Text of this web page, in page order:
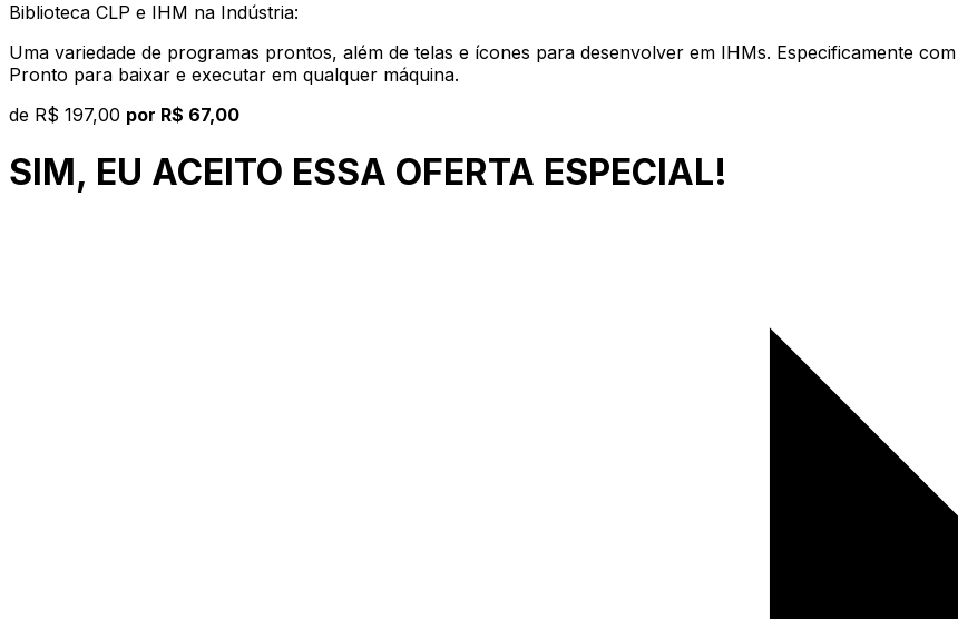
Biblioteca CLP e IHM na Indústria:
Uma variedade de programas prontos, além de telas e ícones para desenvolver em IHMs. Especificamente
Pronto para baixar e executar em qualquer máquina.
de R$ 197,00 por R$ 67,00
SIM, EU ACEITO ESSA OFERTA ESPECIAL!